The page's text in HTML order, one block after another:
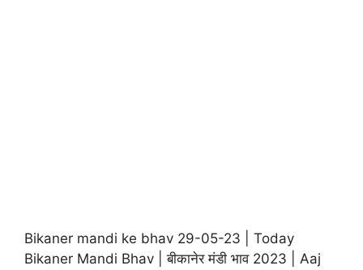
Bikaner mandi ke bhav 29-05-23 | Today
Bikaner Mandi Bhav | बीकानेर मंडी भाव 2023 | Aaj